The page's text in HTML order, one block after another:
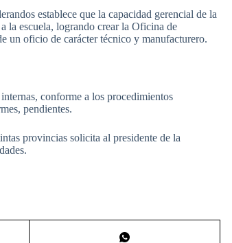
establece que la capacidad gerencial de la
la escuela, logrando crear la Oficina de
un oficio de carácter técnico y manufacturero.
conforme a los procedimientos
pendientes.
provincias solicita al presidente de la